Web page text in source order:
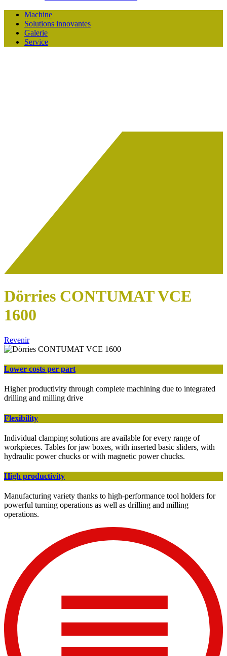
Machine
Solutions innovantes
Galerie
Service
Dörries CONTUMAT VCE
1600
Revenir
Lower costs per part
Higher productivity through complete machining due to integrated
drilling and milling drive
Flexibility
Individual clamping solutions are available for every range of
workpieces. Tables for jaw boxes, with inserted basic sliders, with
hydraulic power chucks or with magnetic power chucks.
High productivity
Manufacturing variety thanks to high-performance tool holders for
powerful turning operations as well as drilling and milling
operations.